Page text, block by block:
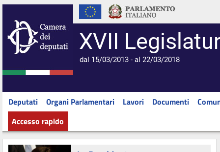
XVII
dal 15/03/2013 - al 22/03/2018
Deputati Organi Parlamentari Lavori Documenti
Accesso rapido